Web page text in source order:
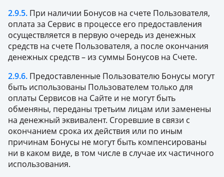
2.9.5. При наличии Бонусов на счете Пользователя,
оплата за Сервис в процессе его предоставления
осуществляется в первую очередь из денежных
средств на счете Пользователя, а после окончания
денежных средств – из суммы Бонусов на Счете.
2.9.6. Предоставленные Пользователю Бонусы могут
быть использованы Пользователем только для
оплаты Сервисов на Сайте и не могут быть
обменяны, переданы третьим лицам или заменены
на денежный эквивалент. Сгоревшие в связи с
окончанием срока их действия или по иным
причинам Бонусы не могут быть компенсированы
ни в каком виде, в том числе в случае их частичного
использования.